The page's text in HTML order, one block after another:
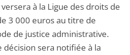
à la Ligue des droits de
3 000 euros au titre de
de justice administrative.
décision sera notifiée à la